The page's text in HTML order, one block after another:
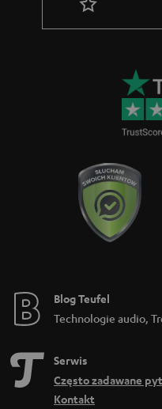
Blog Teufel
Technologie audio,
Serwis
Często zadawane
Kontakt